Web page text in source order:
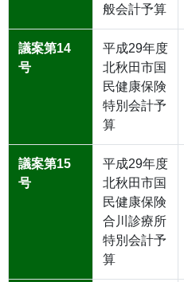
般会計予算
議案第14
号
平成29年度
北秋田市国
民健康保険
特別会計予
算
議案第15
号
平成29年度
北秋田市国
民健康保険
合川診療所
特別会計予
算